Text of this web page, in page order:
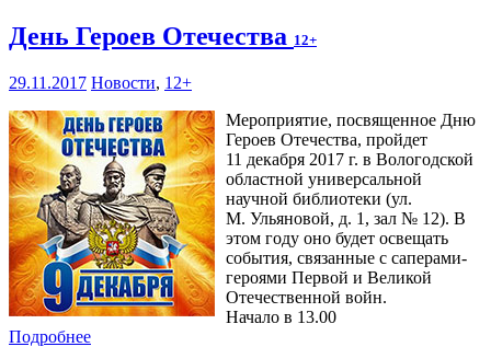
День Героев Отечества 12+
29.11.2017 Новости, 12+
Мероприятие, посвященное Дню
Героев Отечества, пройдет
11 декабря 2017 г. в Вологодской
областной универсальной
научной библиотеки (ул.
М. Ульяновой, д. 1, зал № 12). В
этом году оно будет освещать
события, связанные с саперами-
героями Первой и Великой
Отечественной войн.
Начало в 13.00
Подробнее